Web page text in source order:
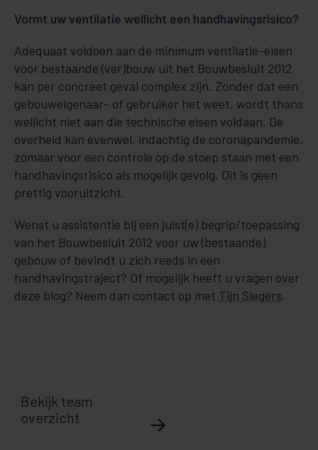
Vormt uw ventilatie wellicht een handhavingsrisico?
Adequaat voldoen aan de minimum ventilatie-eisen
voor bestaande (ver)bouw uit het Bouw­­­be­sluit 2012
kan per concreet ge­val complex zijn. Zonder dat een
gebouweigenaar- of gebruiker het weet, wordt thans
wellicht niet aan die technische eisen voldaan. De
overheid kan evenwel, indachtig de corona­pan­demie,
zomaar voor een controle op de stoep staan met een
handhavingsrisico als mogelijk gevolg. Dit is geen
prettig voor­uit­zicht.
Wenst u assistentie bij een juist(e) begrip/toepassing
van het Bouwbesluit 2012 voor uw (be­staande)
gebouw of bevindt u zich reeds in een
handhavingstraject? Of mogelijk heeft u vragen over
deze blog? Neem dan contact op met Tijn Slegers.
Bekijk team
overzicht